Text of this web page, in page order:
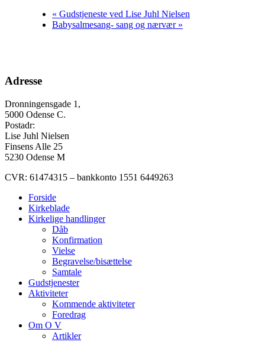
« Gudstjeneste ved Lise Juhl Nielsen
Babysalmesang- sang og nærvær »
Adresse
Dronningensgade 1,
5000 Odense C.
Postadr:
Lise Juhl Nielsen
Finsens Alle 25
5230 Odense M
CVR: 61474315 – bankkonto 1551 6449263
Forside
Kirkeblade
Kirkelige handlinger
Dåb
Konfirmation
Vielse
Begravelse/bisættelse
Samtale
Gudstjenester
Aktiviteter
Kommende aktiviteter
Foredrag
Om O V
Artikler